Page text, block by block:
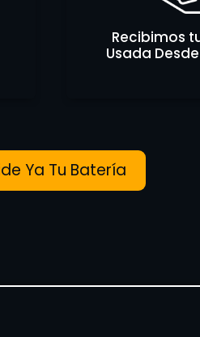
Recibimos
Usada
Ya Tu Batería